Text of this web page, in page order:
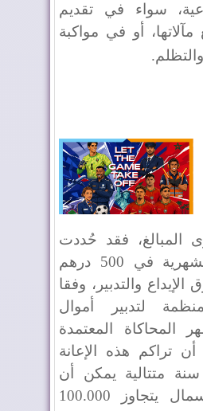
سواء في تقديم
مآلاتها، أو في مواكبة
.
المبالغ، فقد حُددت
قيمة الإعانة الشهرية في 500 درهم
والتدبير، وفقا
لتدبير أموال
المحاكاة المعتمدة
تراكم هذه الإعانة
على مدى 15 سنة متتالية يمكن أن
يُفضي إلى رأسمال يتجاوز 100.000